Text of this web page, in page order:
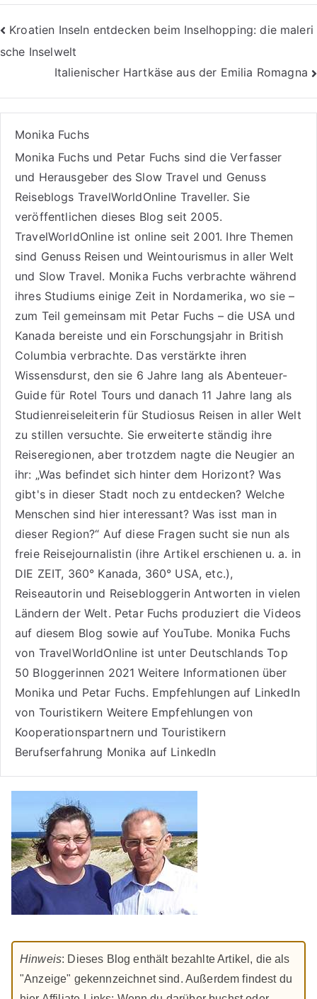
Beitragsnavigation
Kroatien Inseln entdecken beim Inselhopping: die maleri
sche Inselwelt
Italienischer Hartkäse aus der Emilia Romagna
Monika Fuchs
Monika Fuchs und Petar Fuchs sind die Verfasser
und Herausgeber des Slow Travel und Genuss
Reiseblogs TravelWorldOnline Traveller. Sie
veröffentlichen dieses Blog seit 2005.
TravelWorldOnline ist online seit 2001. Ihre Themen
sind Genuss Reisenund Weintourismusin aller Welt
und Slow Travel. Monika Fuchs verbrachte während
ihres Studiums einige Zeit in Nordamerika, wo sie –
zum Teil gemeinsam mit Petar Fuchs – die USA und
Kanada bereiste und ein Forschungsjahr in British
Columbia verbrachte. Das verstärkte ihren
Wissensdurst, den sie 6 Jahre lang als Abenteuer-
Guide für Rotel Tours und danach 11 Jahre lang als
Studienreiseleiterin für Studiosus Reisen in aller Welt
zu stillen versuchte. Sie erweiterte ständig ihre
Reiseregionen, aber trotzdem nagte die Neugier an
ihr: „Was befindet sich hinter dem Horizont? Was
gibt's in dieser Stadt noch zu entdecken? Welche
Menschen sind hier interessant? Was isst man in
dieser Region?“ Auf diese Fragen sucht sie nun als
freie Reisejournalistin (ihre Artikel erschienen u. a. in
DIE ZEIT, 360° Kanada, 360° USA, etc.),
Reiseautorinund Reisebloggerin Antworten in vielen
Ländern der Welt. Petar Fuchs produziert die Videos
auf diesem Blog sowie aufYouTube. Monika Fuchs
von TravelWorldOnline ist unter Deutschlands Top
50 Bloggerinnen 2021 Weitere Informationen über
Monika und Petar Fuchs. Empfehlungen auf LinkedIn
von Touristikern Weitere Empfehlungen von
Kooperationspartnern und Touristikern
Berufserfahrung Monika auf LinkedIn
Hinweis: Dieses Blog enthält bezahlte Artikel, die als
"Anzeige" gekennzeichnet sind. Außerdem findest du